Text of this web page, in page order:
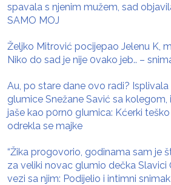
spavala s njenim mužem, sad
SAMO MOJ
Željko Mitrović pocijepao Jelenu K,
Niko do sad je nije 0vako jeb.. –
Au, po stare dane ovo radi?
glumice Snežane Savić sa kolegom,
jaše kao p0rn0 gIumica: Kćerki
odrekla se majke
“Žika progovorio, godinama sam je
za veliki novac glumio dečka Slavici
vezi sa njim: Podijelio i intimni